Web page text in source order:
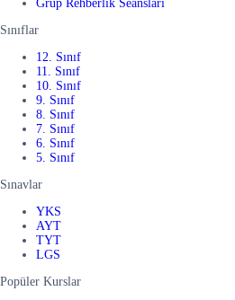
Grup Rehberlik Seansları
Sınıflar
12. Sınıf
11. Sınıf
10. Sınıf
9. Sınıf
8. Sınıf
7. Sınıf
6. Sınıf
5. Sınıf
Sınavlar
YKS
AYT
TYT
LGS
Popüler Kurslar